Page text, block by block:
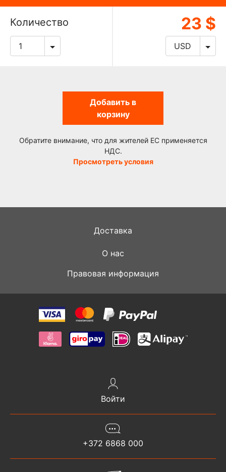
Количество 23 $
Добавить в
корзину
Обратите внимание, что для жителей ЕС применяется
НДС.
Просмотреть условия
Доставка
О нас
Правовая информация
Войти
+372 6868 000